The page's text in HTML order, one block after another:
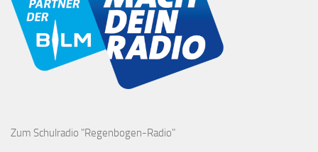
Zum Schulradio "Regenbogen-Radio"